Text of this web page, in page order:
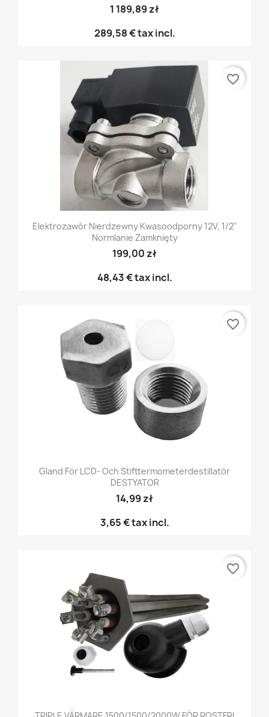
1 189,89 zł
289,58 €tax incl.
Elektrozawór Nierdzewny Kwasoodporny 12V, 1/2"
Normlanie Zamknięty
199,00 zł
48,43 €tax incl.
favorite_border
Gland För LCD- Och Stifttermometerdestillatör
DESTYATOR
14,99 zł
3,65 €tax incl.
favorite_border
favorite_border